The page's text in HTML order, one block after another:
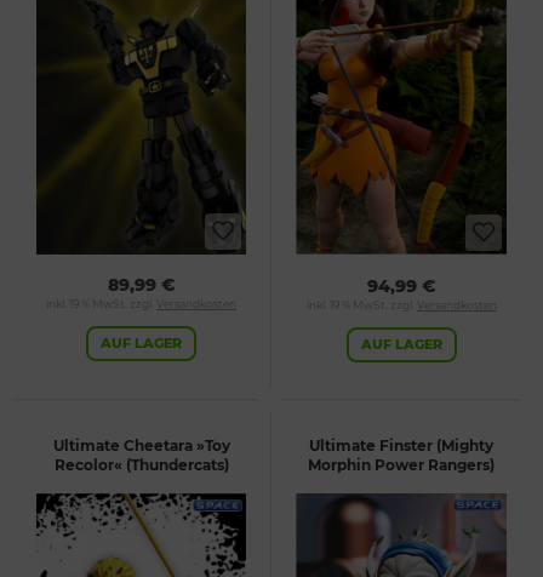
89,99 €
inkl. 19 % MwSt. zzgl. Versandkosten
AUF LAGER
94,99 €
inkl. 19 % MwSt. zzgl. Versandkosten
AUF LAGER
Ultimate Cheetara »Toy
Recolor« (Thundercats)
Ultimate Finster (Mighty
Morphin Power Rangers)